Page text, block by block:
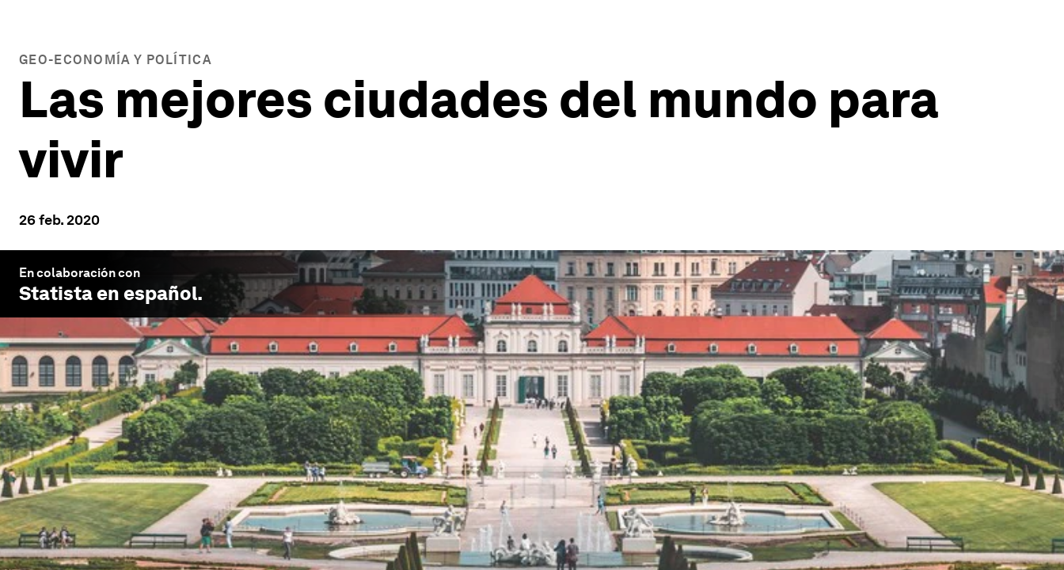
GEO-ECONOMÍA Y POLÍTICA
Las mejores ciudades del mundo para
vivir
26 feb. 2020
En colaboración con
Statista en español.